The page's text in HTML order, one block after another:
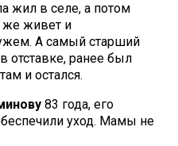
жил в селе, а потом
же живет и
А самый старший
отставке, ранее был
и остался.
83 года, его
уход. Мамы не